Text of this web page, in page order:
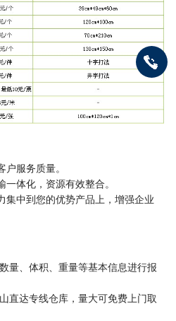
服务质量。
体化，资源有效整合。
集中到您的优势产品上，增强企业
量、体积、重量等基本信息进行报
直达专线仓库，量大可免费上门取